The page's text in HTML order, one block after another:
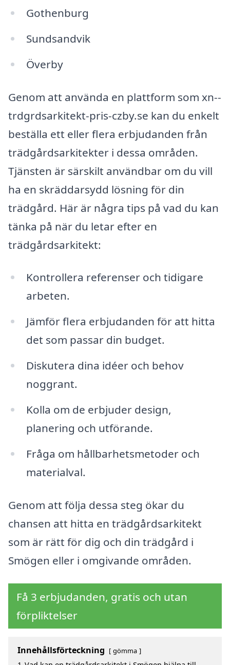
Gothenburg
Sundsandvik
Överby
Genom att använda en plattform som xn--
trdgrdsarkitekt-pris-czby.se kan du enkelt
beställa ett eller flera erbjudanden från
trädgårdsarkitekter i dessa områden.
Tjänsten är särskilt användbar om du vill
ha en skräddarsydd lösning för din
trädgård. Här är några tips på vad du kan
tänka på när du letar efter en
trädgårdsarkitekt:
Kontrollera referenser och tidigare
arbeten.
Jämför flera erbjudanden för att hitta
det som passar din budget.
Diskutera dina idéer och behov
noggrant.
Kolla om de erbjuder design,
planering och utförande.
Fråga om hållbarhetsmetoder och
materialval.
Genom att följa dessa steg ökar du
chansen att hitta en trädgårdsarkitekt
som är rätt för dig och din trädgård i
Smögen eller i omgivande områden.
Få 3 erbjudanden, gratis och utan
förpliktelser
Innehållsförteckning gömma